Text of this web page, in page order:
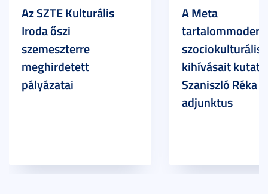
Az SZTE Kulturális
Iroda őszi
szemeszterre
meghirdetett
pályázatai
A Meta
szociokulturális
kihívásait
Szaniszló Réka
adjunktus